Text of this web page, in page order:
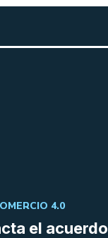
el acuerdo
4.0